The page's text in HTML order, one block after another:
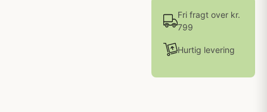
Fri fragt over kr.
799
Hurtig levering